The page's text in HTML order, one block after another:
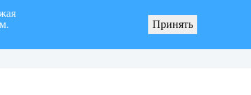
О мерах по реализации инициативных
Принять